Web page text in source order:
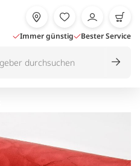
Immer günstig Bester Service